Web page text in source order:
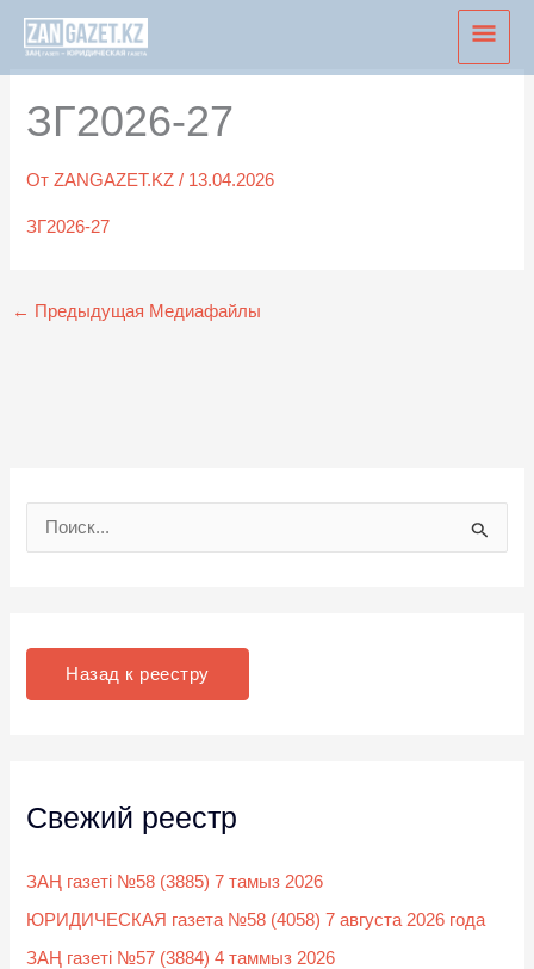
Перейти
содержимому
ЗГ2026-27
ОтZANGAZET.KZ/ 13.04.2026
ЗГ2026-27
← Предыдущая Медиафайлы
Назад к реестру
Свежий реестр
ЗАҢ газеті №58 (3885) 7 тамыз 2026
ЮРИДИЧЕСКАЯ газета №58 (4058) 7 августа 2026 года
ЗАҢ газеті №57 (3884) 4 таммыз 2026